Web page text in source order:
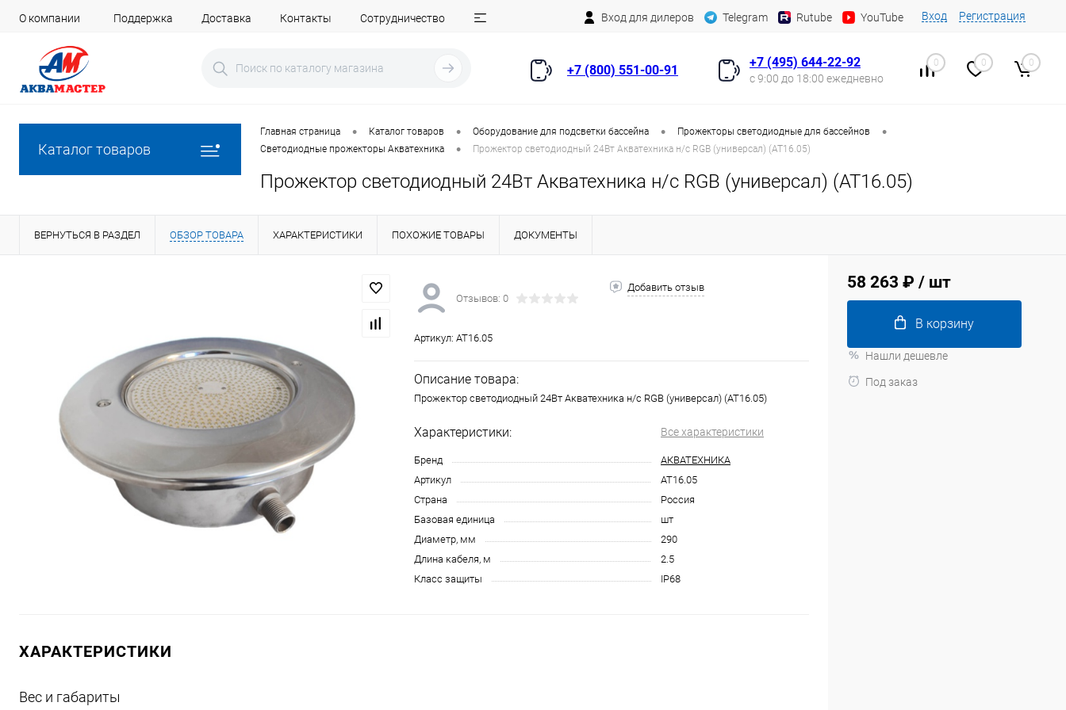
О компании Поддержка Доставка Контакты Сотрудничество Вход для дилеров Telegram Rutube YouTube Вход Регистрация
+7 (800) 551-00-91
+7 (495) 644-22-92
с 9:00 до 18:00 ежедневно
0 0 0
Каталог товаров
Главная страница • Каталог товаров • Оборудование для подсветки бассейна • Прожекторы светодиодные для бассейнов •
Светодиодные прожекторы Акватехника • Прожектор cветодиодный 24Вт Акватехника н/с RGB (универсал) (AT16.05)
Прожектор cветодиодный 24Вт Акватехника н/с RGB (универсал) (AT16.05)
ВЕРНУТЬСЯ В РАЗДЕЛ ОБЗОР ТОВАРА ХАРАКТЕРИСТИКИ ПОХОЖИЕ ТОВАРЫ ДОКУМЕНТЫ
Отзывов: 0
Добавить отзыв
Артикул: AT16.05
Описание товара:
Прожектор cветодиодный 24Вт Акватехника н/с RGB (универсал) (AT16.05)
Характеристики: Все характеристики
Бренд
АКВАТЕХНИКА
Артикул
AT16.05
Страна
Россия
Базовая единица
шт
Диаметр, мм
290
Длина кабеля, м
2.5
Класс защиты
IP68
ХАРАКТЕРИСТИКИ
Вес и габариты
58 263 ₽ / шт
В корзину
Нашли дешевле
Под заказ